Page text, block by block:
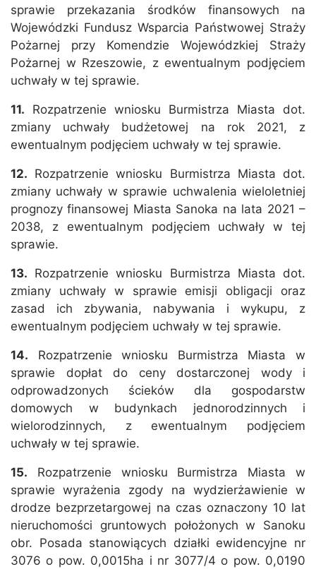
sprawie przekazania środków finansowych na
Wojewódzki Fundusz Wsparcia Państwowej Straży
Pożarnej przy Komendzie Wojewódzkiej Straży
Pożarnej w Rzeszowie, z ewentualnym podjęciem
uchwały w tej sprawie.
11. Rozpatrzenie wniosku Burmistrza Miasta dot.
zmiany uchwały budżetowej na rok 2021, z
ewentualnym podjęciem uchwały w tej sprawie.
12. Rozpatrzenie wniosku Burmistrza Miasta dot.
zmiany uchwały w sprawie uchwalenia wieloletniej
prognozy finansowej Miasta Sanoka na lata 2021 –
2038, z ewentualnym podjęciem uchwały w tej
sprawie.
13. Rozpatrzenie wniosku Burmistrza Miasta dot.
zmiany uchwały w sprawie emisji obligacji oraz
zasad ich zbywania, nabywania i wykupu, z
ewentualnym podjęciem uchwały w tej sprawie.
14. Rozpatrzenie wniosku Burmistrza Miasta w
sprawie dopłat do ceny dostarczonej wody i
odprowadzonych ścieków dla gospodarstw
domowych w budynkach jednorodzinnych i
wielorodzinnych, z ewentualnym podjęciem
uchwały w tej sprawie.
15. Rozpatrzenie wniosku Burmistrza Miasta w
sprawie wyrażenia zgody na wydzierżawienie w
drodze bezprzetargowej na czas oznaczony 10 lat
nieruchomości gruntowych położonych w Sanoku
obr. Posada stanowiących działki ewidencyjne nr
3076 o pow. 0,0015ha i nr 3077/4 o pow. 0,0190